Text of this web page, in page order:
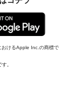
けるApple Inc.の商標で
。